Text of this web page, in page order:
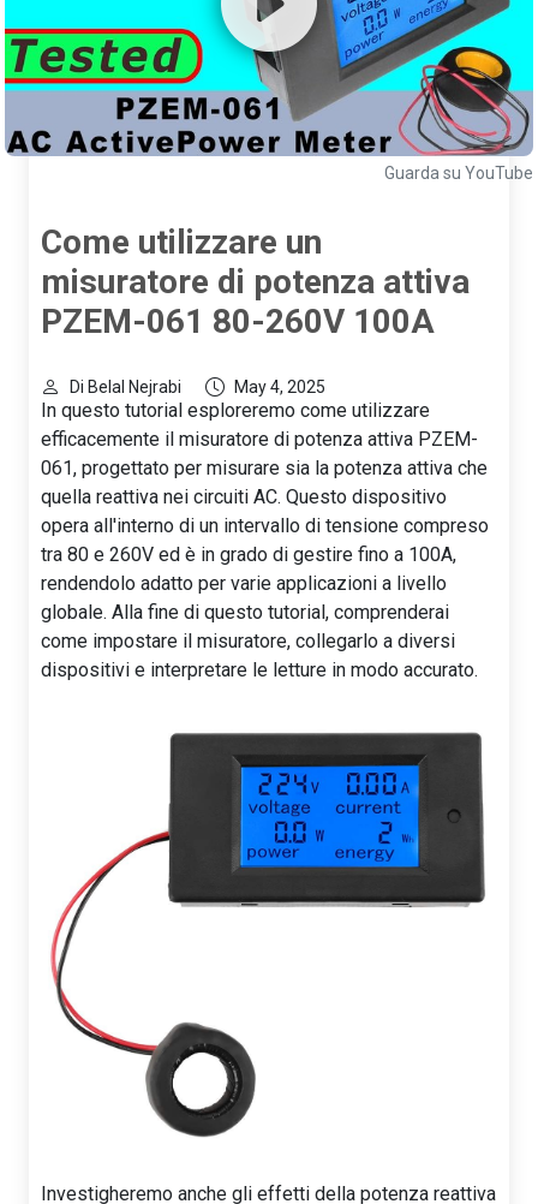
Guarda su YouTube
Come utilizzare un
misuratore di potenza attiva
PZEM-061 80-260V 100A
Di Belal Nejrabi May 4, 2025
In questo tutorial esploreremo come utilizzare
efficacemente il misuratore di potenza attiva PZEM-
061, progettato per misurare sia la potenza attiva che
quella reattiva nei circuiti AC. Questo dispositivo
opera all'interno di un intervallo di tensione compreso
tra 80 e 260V ed è in grado di gestire fino a 100A,
rendendolo adatto per varie applicazioni a livello
globale. Alla fine di questo tutorial, comprenderai
come impostare il misuratore, collegarlo a diversi
dispositivi e interpretare le letture in modo accurato.
Investigheremo anche gli effetti della potenza reattiva